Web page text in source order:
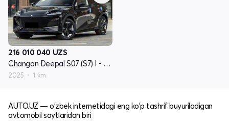
216 010 040 UZS
Changan Deepal S07 (S7) I - avlod restayling
2025 1 km
AUTO.UZ — o'zbek internetidagi eng ko'p tashrif buyuriladigan
avtomobil saytlaridan biri